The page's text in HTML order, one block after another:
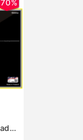
70%
Bếp từ đôi Sevilla SV-T60S Made in Malaysia